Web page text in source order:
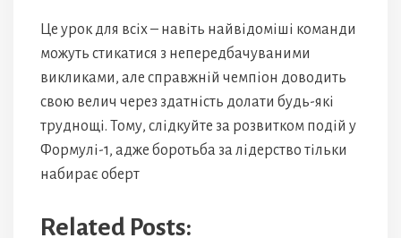
Це урок для всіх – навіть найвідоміші команди
можуть стикатися з непередбачуваними
викликами, але справжній чемпіон доводить
свою велич через здатність долати будь-які
труднощі. Тому, слідкуйте за розвитком подій у
Формулі-1, адже боротьба за лідерство тільки
набирає оберт
Related Posts: